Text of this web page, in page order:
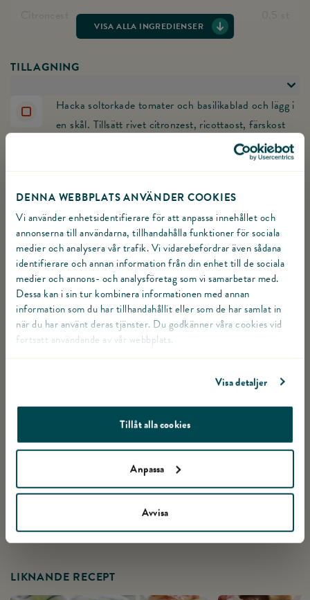
DENNA WEBBPLATS ANVÄNDER COOKIES
Vi använder enhetsidentifierare för att anpassa innehållet och
annonserna till användarna, tillhandahålla funktioner för sociala
medier och analysera vår trafik. Vi vidarebefordrar även sådana
identifierare och annan information från din enhet till de sociala
medier och annons- och analysföretag som vi samarbetar med.
Dessa kan i sin tur kombinera informationen med annan
information som du har tillhandahållit eller som de har samlat in
när du har använt deras tjänster. Du godkänner våra cookies vid
fortsatt användande av vår webbplats.
Visa detaljer
Tillåt alla cookies
Anpassa
Avvisa
Citroncest 0,5 st
msk
Vitlöksklyftor, pressade st
Färsk basilika
Salt & Peppar
VISA ALLA INGREDIENSER
TILLAGNING
Hacka soltorkade tomater och basilikablad och lägg i
en skål. Tillsätt rivet citronzest, ricottaost, färskost
och pressad vitlök. Smaka av med salt och peppar.
Växla Skär ett snitt i kalkonfilén. som gjord eller ej.
Fyll filén med ostblandningen och linda kalkonbacon
runt varje filé. Stek filén i lite matfett i en stekpanna i
ca 10 minuter eller tills innertemperaturen är 70°C.
VISA ALLA MOMENT
LIKNANDE RECEPT